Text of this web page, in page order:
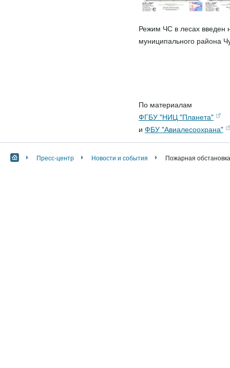
Режим ЧС в лесах введен
муниципального района
По материалам
ФГБУ "НИЦ "Планета"
и ФБУ "Авиалесоохрана"
Пресс-центр Новости и события Пожарная